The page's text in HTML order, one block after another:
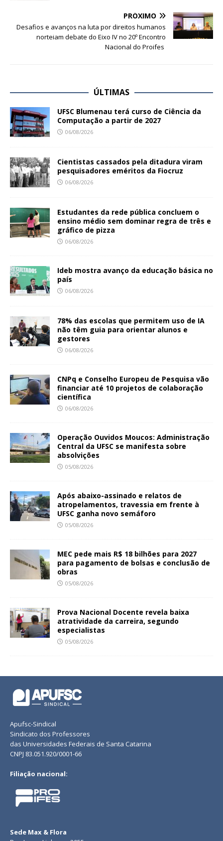
PRÓXIMO
Desafios e avanços na luta por direitos humanos
norteiam debate do Eixo IV no 20º Encontro
Nacional do Proifes
ÚLTIMAS
UFSC Blumenau terá curso de Ciência da
Computação a partir de 2027
06/08/2026
Cientistas cassados pela ditadura viram
pesquisadores eméritos da Fiocruz
06/08/2026
Estudantes da rede pública concluem o
ensino médio sem dominar regra de três e
gráfico de pizza
06/08/2026
Ideb mostra avanço da educação básica no
país
06/08/2026
78% das escolas que permitem uso de IA
não têm guia para orientar alunos e
gestores
06/08/2026
CNPq e Conselho Europeu de Pesquisa vão
financiar até 10 projetos de colaboração
científica
06/08/2026
Operação Ouvidos Moucos: Administração
Central da UFSC se manifesta sobre
absolvições
05/08/2026
Após abaixo-assinado e relatos de
atropelamentos, travessia em frente à
UFSC ganha novo semáforo
05/08/2026
MEC pede mais R$ 18 bilhões para 2027
para pagamento de bolsas e conclusão de
obras
05/08/2026
Prova Nacional Docente revela baixa
atratividade da carreira, segundo
especialistas
05/08/2026
Apufsc-Sindical
Sindicato dos Professores
das Universidades Federais de Santa Catarina
CNPJ 83.051.920/0001-66
Filiação nacional:
Sede Max & Flora